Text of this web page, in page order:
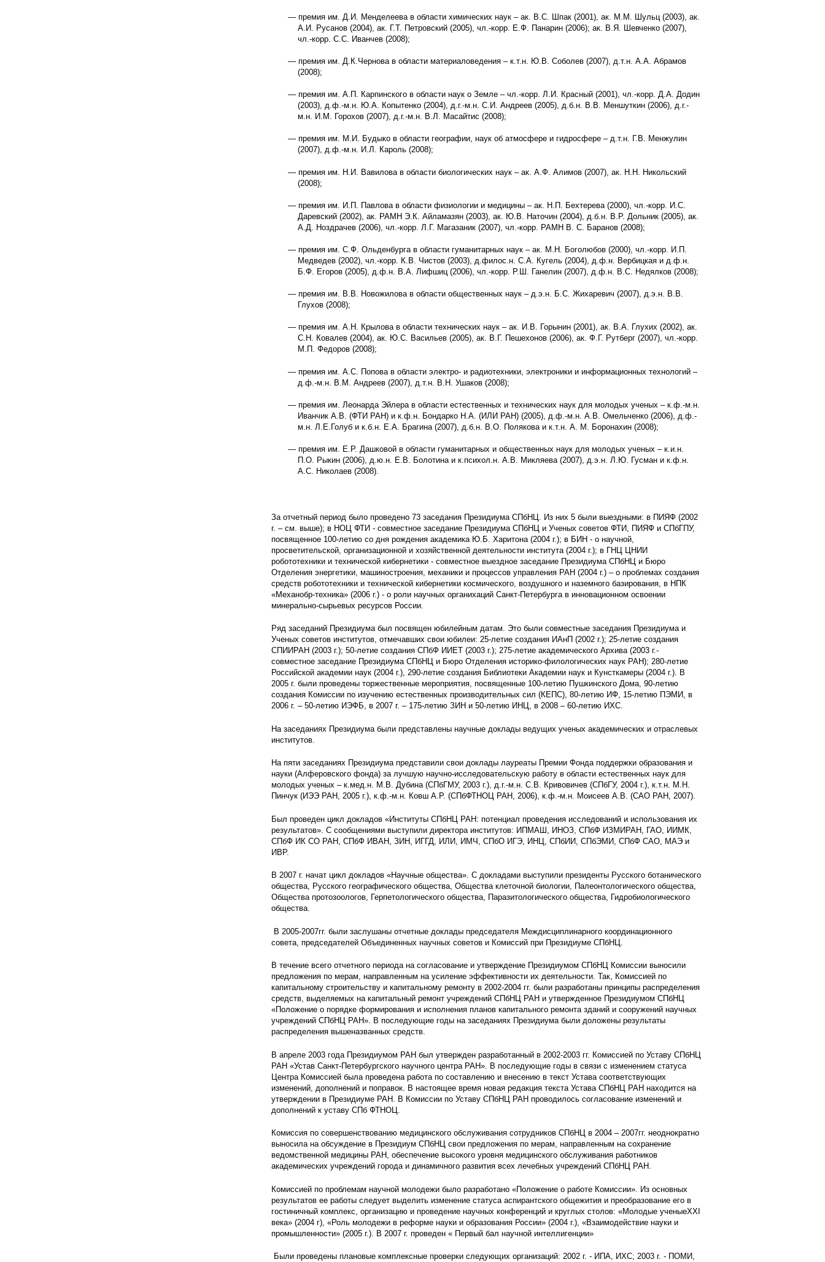
премия им. Д.И. Менделеева в области химических наук – ак. В.С. Шпак (2001), ак. М.М. Шульц (2003), ак.
А.И. Русанов (2004), ак. Г.Т. Петровский (2005), чл.-корр. Е.Ф. Панарин (2006); ак. В.Я. Шевченко (2007),
чл.-корр. С.С. Иванчев (2008);
премия им. Д.К.Чернова в области материаловедения – к.т.н. Ю.В. Соболев (2007), д.т.н. А.А. Абрамов
(2008);
премия им. А.П. Карпинского в области наук о Земле – чл.-корр. Л.И. Красный (2001), чл.-корр. Д.А. Додин
(2003), д.ф.-м.н. Ю.А. Копытенко (2004), д.г.-м.н. С.И. Андреев (2005), д.б.н. В.В. Меншуткин (2006), д.г.-
м.н. И.М. Горохов (2007), д.г.-м.н. В.Л. Масайтис (2008);
премия им. М.И. Будыко в области географии, наук об атмосфере и гидросфере – д.т.н. Г.В. Менжулин
(2007), д.ф.-м.н. И.Л. Кароль (2008);
премия им. Н.И. Вавилова в области биологических наук – ак. А.Ф. Алимов (2007), ак. Н.Н. Никольский
(2008);
премия им. И.П. Павлова в области физиологии и медицины – ак. Н.П. Бехтерева (2000), чл.-корр. И.С.
Даревский (2002), ак. РАМН Э.К. Айламазян (2003), ак. Ю.В. Наточин (2004), д.б.н. В.Р. Дольник (2005), ак.
А.Д. Ноздрачев (2006), чл.-корр. Л.Г. Магазаник (2007), чл.-корр. РАМН В. С. Баранов (2008);
премия им. С.Ф. Ольденбурга в области гуманитарных наук – ак. М.Н. Боголюбов (2000), чл.-корр. И.П.
Медведев (2002), чл.-корр. К.В. Чистов (2003), д.филос.н. С.А. Кугель (2004), д.ф.н. Вербицкая и д.ф.н.
Б.Ф. Егоров (2005), д.ф.н. В.А. Лифшиц (2006), чл.-корр. Р.Ш. Ганелин (2007), д.ф.н. В.С. Недялков (2008);
премия им. В.В. Новожилова в области общественных наук – д.э.н. Б.С. Жихаревич (2007), д.э.н. В.В.
Глухов (2008);
премия им. А.Н. Крылова в области технических наук – ак. И.В. Горынин (2001), ак. В.А. Глухих (2002), ак.
С.Н. Ковалев (2004), ак. Ю.С. Васильев (2005), ак. В.Г. Пешехонов (2006), ак. Ф.Г. Рутберг (2007), чл.-корр.
М.П. Федоров (2008);
премия им. А.С. Попова в области электро- и радиотехники, электроники и информационных технологий –
д.ф.-м.н. В.М. Андреев (2007), д.т.н. В.Н. Ушаков (2008);
премия им. Леонарда Эйлера в области естественных и технических наук для молодых ученых – к.ф.-м.н.
Иванчик А.В. (ФТИ РАН) и к.ф.н. Бондарко Н.А. (ИЛИ РАН) (2005), д.ф.-м.н. А.В. Омельченко (2006), д.ф.-
м.н. Л.Е.Голуб и к.б.н. Е.А. Брагина (2007), д.б.н. В.О. Полякова и к.т.н. А. М. Боронахин (2008);
премия им. Е.Р. Дашковой в области гуманитарных и общественных наук для молодых ученых – к.и.н.
П.О. Рыкин (2006), д.ю.н. Е.В. Болотина и к.психол.н. А.В. Микляева (2007), д.э.н. Л.Ю. Гусман и к.ф.н.
А.С. Николаев (2008).
За отчетный период было проведено 73 заседания Президиума СПбНЦ. Из них 5 были выездными: в ПИЯФ (2002
г. – см. выше); в НОЦ ФТИ - совместное заседание Президиума СПбНЦ и Ученых советов ФТИ, ПИЯФ и СПбГПУ,
посвященное 100-летию со дня рождения академика Ю.Б. Харитона (2004 г.); в БИН - о научной,
просветительской, организационной и хозяйственной деятельности института (2004 г.); в ГНЦ ЦНИИ
робототехники и технической кибернетики - совместное выездное заседание Президиума СПбНЦ и Бюро
Отделения энергетики, машиностроения, механики и процессов управления РАН (2004 г.) – о проблемах создания
средств робототехники и технической кибернетики космического, воздушного и наземного базирования, в НПК
«Механобр-техника» (2006 г.) - о роли научных органихаций Санкт-Петербурга в инновационном освоении
минерально-сырьевых ресурсов России.
Ряд заседаний Президиума был посвящен юбилейным датам. Это были совместные заседания Президиума и
Ученых советов институтов, отмечавших свои юбилеи: 25-летие создания ИАнП (2002 г.); 25-летие создания
СПИИРАН (2003 г.); 50-летие создания СПбФ ИИЕТ (2003 г.); 275-летие академического Архива (2003 г.-
совместное заседание Президиума СПбНЦ и Бюро Отделения историко-филологических наук РАН); 280-летие
Российской академии наук (2004 г.), 290-летие создания Библиотеки Академии наук и Кунсткамеры (2004 г.). В
2005 г. были проведены торжественные мероприятия, посвященные 100-летию Пушкинского Дома, 90-летию
создания Комиссии по изучению естественных производительных сил (КЕПС), 80-летию ИФ, 15-летию ПЭМИ, в
2006 г. – 50-летию ИЭФБ, в 2007 г. – 175-летию ЗИН и 50-летию ИНЦ, в 2008 – 60-летию ИХС.
На заседаниях Президиума были представлены научные доклады ведущих ученых академических и отраслевых
институтов.
На пяти заседаниях Президиума представили свои доклады лауреаты Премии Фонда поддержки образования и
науки (Алферовского фонда) за лучшую научно-исследовательскую работу в области естественных наук для
молодых ученых – к.мед.н. М.В. Дубина (СПбГМУ, 2003 г.), д.г.-м.н. С.В. Кривовичев (СПбГУ, 2004 г.), к.т.н. М.Н.
Пинчук (ИЭЭ РАН, 2005 г.), к.ф.-м.н. Ковш А.Р. (СПбФТНОЦ РАН, 2006), к.ф.-м.н. Моисеев А.В. (САО РАН, 2007).
Был проведен цикл докладов «Институты СПбНЦ РАН: потенциал проведения исследований и использования их
результатов». С сообщениями выступили директора институтов: ИПМАШ, ИНОЗ, СПбФ ИЗМИРАН, ГАО, ИИМК,
СПбФ ИК СО РАН, СПбФ ИВАН, ЗИН, ИГГД, ИЛИ, ИМЧ, СПбО ИГЭ, ИНЦ, СПбИИ, СПбЭМИ, СПбФ САО, МАЭ и
ИВР.
В 2007 г. начат цикл докладов «Научные общества». С докладами выступили президенты Русского ботанического
общества, Русского географического общества, Общества клеточной биологии, Палеонтологического общества,
Общества протозоологов, Герпетологического общества, Паразитологического общества, Гидробиологического
общества.
В 2005-2007гг. были заслушаны отчетные доклады председателя Междисциплинарного координационного
совета, председателей Объединенных научных советов и Комиссий при Президиуме СПбНЦ.
В течение всего отчетного периода на согласование и утверждение Президиумом СПбНЦ Комиссии выносили
предложения по мерам, направленным на усиление эффективности их деятельности. Так, Комиссией по
капитальному строительству и капитальному ремонту в 2002-2004 гг. были разработаны принципы распределения
средств, выделяемых на капитальный ремонт учреждений СПбНЦ РАН и утвержденное Президиумом СПбНЦ
«Положение о порядке формирования и исполнения планов капитального ремонта зданий и сооружений научных
учреждений СПбНЦ РАН». В последующие годы на заседаниях Президиума были доложены результаты
распределения вышеназванных средств.
В апреле 2003 года Президиумом РАН был утвержден разработанный в 2002-2003 гг. Комиссией по Уставу СПбНЦ
РАН «Устав Санкт-Петербургского научного центра РАН». В последующие годы в связи с изменением статуса
Центра Комиссией была проведена работа по составлению и внесению в текст Устава соответствующих
изменений, дополнений и поправок. В настоящее время новая редакция текста Устава СПбНЦ РАН находится на
утверждении в Президиуме РАН. В Комиссии по Уставу СПбНЦ РАН проводилось согласование изменений и
дополнений к уставу СПб ФТНОЦ.
Комиссия по совершенствованию медицинского обслуживания сотрудников СПбНЦ в 2004 – 2007гг. неоднократно
выносила на обсуждение в Президиум СПбНЦ свои предложения по мерам, направленным на сохранение
ведомственной медицины РАН, обеспечение высокого уровня медицинского обслуживания работников
академических учреждений города и динамичного развития всех лечебных учреждений СПбНЦ РАН.
Комиссией по проблемам научной молодежи было разработано «Положение о работе Комиссии». Из основных
результатов ее работы следует выделить изменение статуса аспирантского общежития и преобразование его в
гостиничный комплекс, организацию и проведение научных конференций и круглых столов: «Молодые ученыеXXI
века» (2004 г), «Роль молодежи в реформе науки и образования России» (2004 г.), «Взаимодействие науки и
промышленности» (2005 г.). В 2007 г. проведен « Первый бал научной интеллигенции»
Были проведены плановые комплексные проверки следующих организаций: 2002 г. - ИПА, ИХС; 2003 г. - ПОМИ,